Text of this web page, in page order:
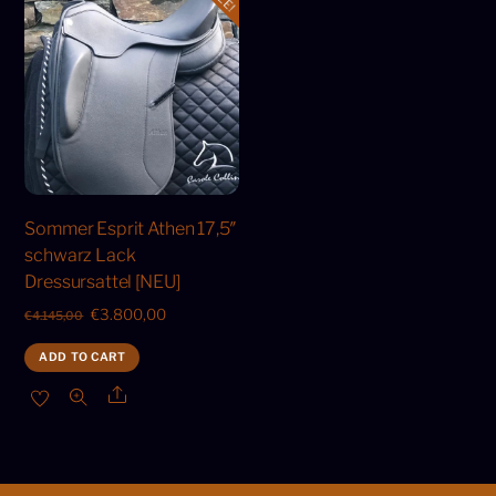
Sommer Esprit Athen 17,5″
schwarz Lack
Dressursattel [NEU]
€4.145,00 Original
price
was:
€4.145,00.
€3.800,00Current
ADD TO CART
Share